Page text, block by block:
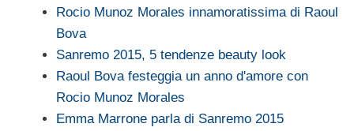
Rocio Munoz Morales innamoratissima di Raoul
Bova
Sanremo 2015, 5 tendenze beauty look
Raoul Bova festeggia un anno d'amore con
Rocio Munoz Morales
Emma Marrone parla di Sanremo 2015